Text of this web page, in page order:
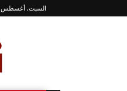
السبت, أغسطس 8, 2026